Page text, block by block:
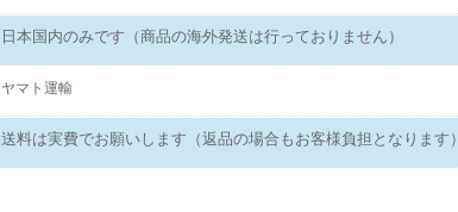
日本国内のみです（商品の海外発送は行っておりません）
ヤマト運輸
送料は実費でお願いします（返品の場合もお客様負担となります）